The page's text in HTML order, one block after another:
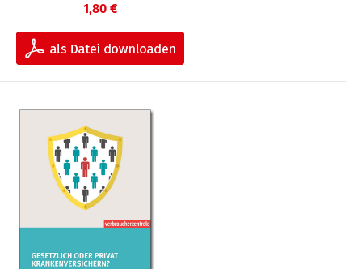
1,80 €